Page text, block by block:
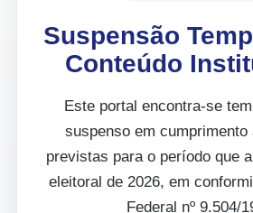
Suspensão
Conteúdo
Este portal encontra-se
suspenso em
previstas para o período que
eleitoral de 2026, em
Federal nº 9.504/